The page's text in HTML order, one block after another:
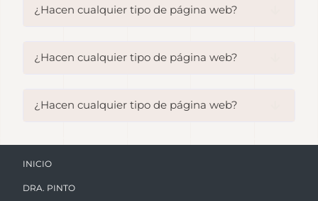
¿Hacen cualquier tipo de página web?
¿Hacen cualquier tipo de página web?
¿Hacen cualquier tipo de página web?
INICIO
DRA. PINTO